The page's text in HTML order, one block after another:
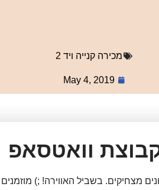
מכירה קנייה ויד 2
May 4, 2019
וואטסאפ
מצחיקים. בשביל האווירה! ;)